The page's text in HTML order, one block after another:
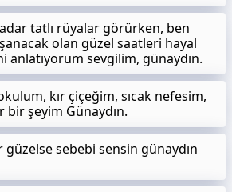
tatlı rüyalar görürken, ben
olan güzel saatleri hayal
anlatıyorum sevgilim, günaydın.
kır çiçeğim, sıcak nefesim,
bir şeyim Günaydın.
sebebi sensin günaydın